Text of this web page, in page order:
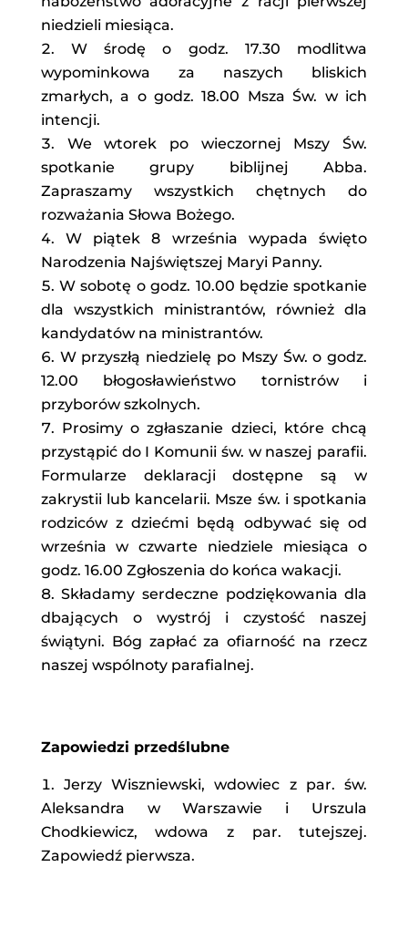
niedzieli miesiąca.
W środę o godz. 17.30 modlitwa
wypominkowa za naszych bliskich
zmarłych, a o godz. 18.00 Msza Św. w ich
intencji.
We wtorek po wieczornej Mszy Św.
spotkanie grupy biblijnej Abba.
Zapraszamy wszystkich chętnych do
rozważania Słowa Bożego.
W piątek 8 września wypada święto
Narodzenia Najświętszej Maryi Panny.
W sobotę o godz. 10.00 będzie spotkanie
dla wszystkich ministrantów, również dla
kandydatów na ministrantów.
W przyszłą niedzielę po Mszy Św. o godz.
12.00 błogosławieństwo tornistrów i
przyborów szkolnych.
Prosimy o zgłaszanie dzieci, które chcą
przystąpić do I Komunii św. w naszej parafii.
Formularze deklaracji dostępne są w
zakrystii lub kancelarii. Msze św. i spotkania
rodziców z dziećmi będą odbywać się od
września w czwarte niedziele miesiąca o
godz. 16.00 Zgłoszenia do końca wakacji.
Składamy serdeczne podziękowania dla
dbających o wystrój i czystość naszej
świątyni. Bóg zapłać za ofiarność na rzecz
naszej wspólnoty parafialnej.
Zapowiedzi przedślubne
Jerzy Wiszniewski, wdowiec z par. św.
Aleksandra w Warszawie i Urszula
Chodkiewicz, wdowa z par. tutejszej.
Zapowiedź pierwsza.